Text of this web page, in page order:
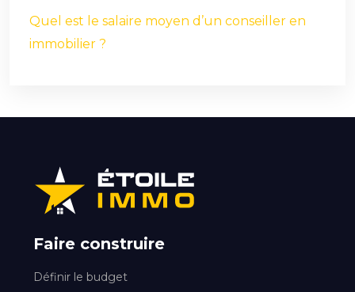
Quel est le salaire moyen d’un conseiller en
immobilier ?
Faire construire
Définir le budget